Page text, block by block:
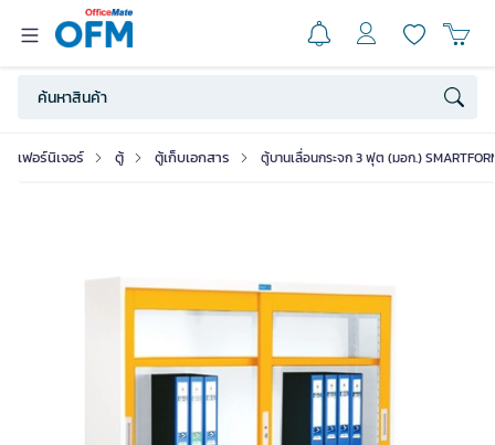
เฟอร์นิเจอร์ ตู้ ตู้เก็บเอกสาร ตู้บานเลื่อนกระจก 3 ฟุต (มอก.)